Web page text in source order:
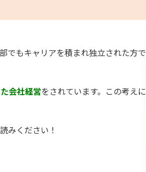
でもキャリアを積まれ独立された方で
会社経営をされています。この考えに
みください！